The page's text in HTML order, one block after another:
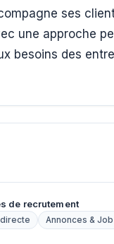
ses
une approche
besoins des
de recrutement
Annonces &